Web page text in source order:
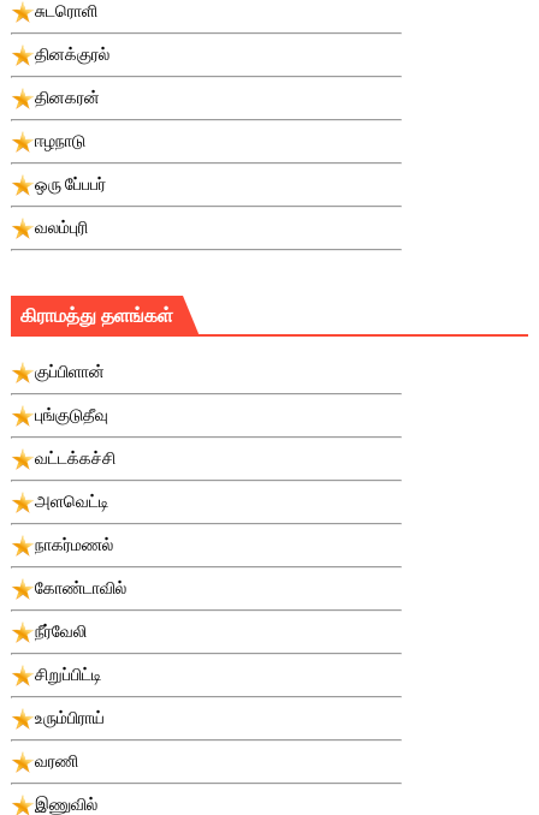
சுடரொளி
தினக்குரல்
தினகரன்
ஈழநாடு
ஒரு பே்பபர்
வலம்புரி
கிராமத்து தளங்கள்
குப்பிளான்
புங்குடுதீவு
வட்டக்கச்சி
அளவெட்டி
நாகர்மணல்
கோண்டாவில்
நீர்வேலி
சிறுப்பிட்டி
உரும்பிராய்
வரணி
இணுவில்